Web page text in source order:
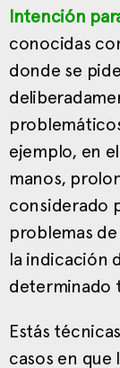
Intención
conocidas
donde se
ejemplo, en
manos,
considerado
problemas
la indicación
determinado
Estás
casos en que